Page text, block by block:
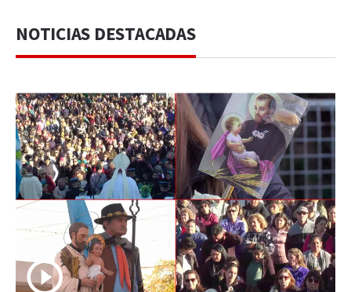
NOTICIAS DESTACADAS